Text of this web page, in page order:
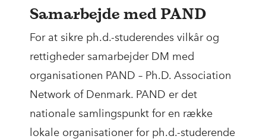
Samarbejde med PAND
For at sikre ph.d.-studerendes vilkår og
rettigheder samarbejder DM med
organisationen PAND – Ph.D. Association
Network of Denmark. PAND er det
nationale samlingspunkt for en række
lokale organisationer for ph.d.-studerende